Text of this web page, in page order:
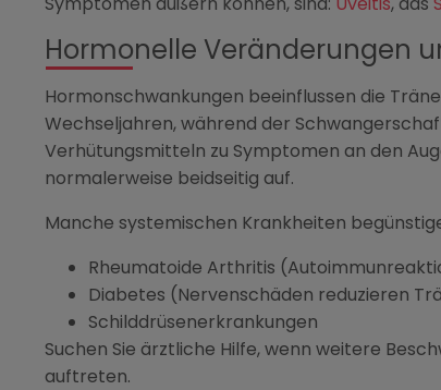
Hormonelle Veränderungen
Hormonschwankungen beeinflussen die
Wechseljahren, während der
Verhütungsmitteln zu Symptomen an den
normalerweise beidseitig auf.
Manche systemischen Krankheiten
Rheumatoide Arthritis
Diabetes (Nervenschäden reduzieren
Schilddrüsenerkrankungen
Suchen Sie ärztliche Hilfe, wenn weitere
auftreten.